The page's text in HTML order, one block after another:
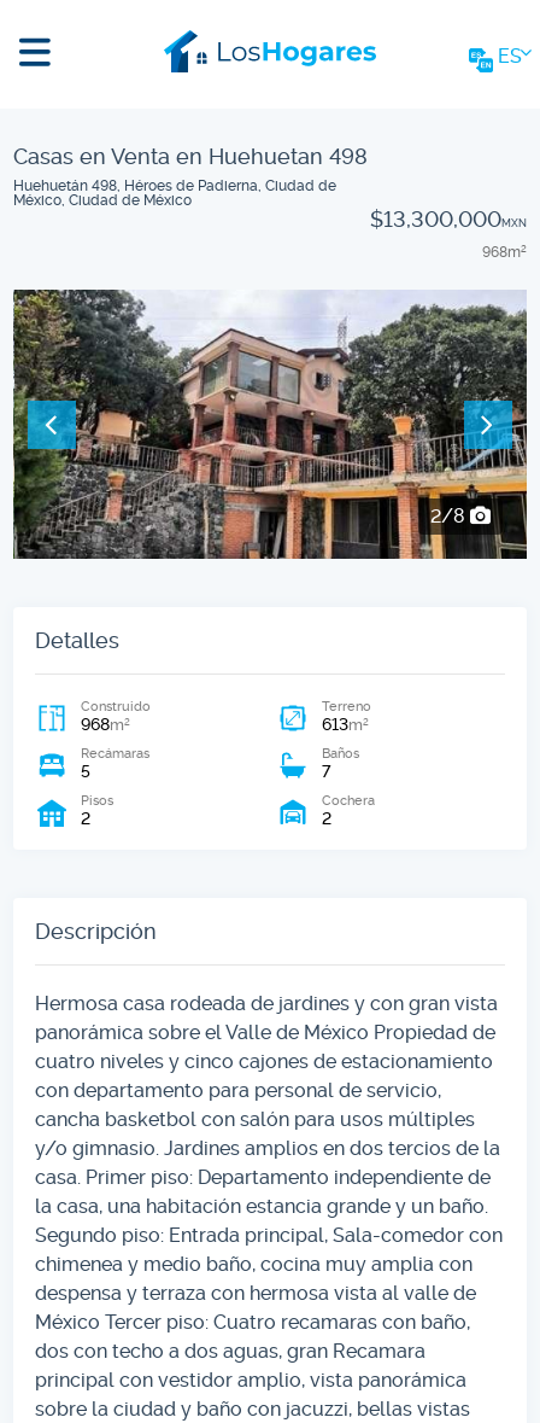
ES
Casas en Venta en Huehuetan 498
Huehuetán 498, Héroes de Padierna, Ciudad de
México, Ciudad de México
$13,300,000MXN
968m2
2/8
Detalles
Construido
968m2
Terreno
613m2
Recámaras
5
Baños
7
Pisos
2
Cochera
2
Descripción
Hermosa casa rodeada de jardines y con gran vista
panorámica sobre el Valle de México Propiedad de
cuatro niveles y cinco cajones de estacionamiento
con departamento para personal de servicio,
cancha basketbol con salón para usos múltiples
y/o gimnasio. Jardines amplios en dos tercios de la
casa. Primer piso: Departamento independiente de
la casa, una habitación estancia grande y un baño.
Segundo piso: Entrada principal, Sala-comedor con
chimenea y medio baño, cocina muy amplia con
despensa y terraza con hermosa vista al valle de
México Tercer piso: Cuatro recamaras con baño,
dos con techo a dos aguas, gran Recamara
principal con vestidor amplio, vista panorámica
sobre la ciudad y baño con jacuzzi, bellas vistas